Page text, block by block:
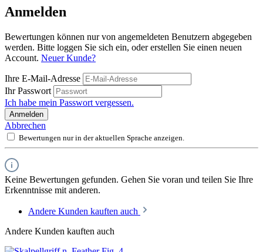
Anmelden
Bewertungen können nur von angemeldeten Benutzern abgegeben
werden. Bitte loggen Sie sich ein, oder erstellen Sie einen neuen
Account. Neuer Kunde?
Ihre E-Mail-Adresse
Ihr Passwort
Ich habe mein Passwort vergessen.
Anmelden
Abbrechen
Bewertungen nur in der aktuellen Sprache anzeigen.
Keine Bewertungen gefunden. Gehen Sie voran und teilen Sie Ihre
Erkenntnisse mit anderen.
Andere Kunden kauften auch
Andere Kunden kauften auch